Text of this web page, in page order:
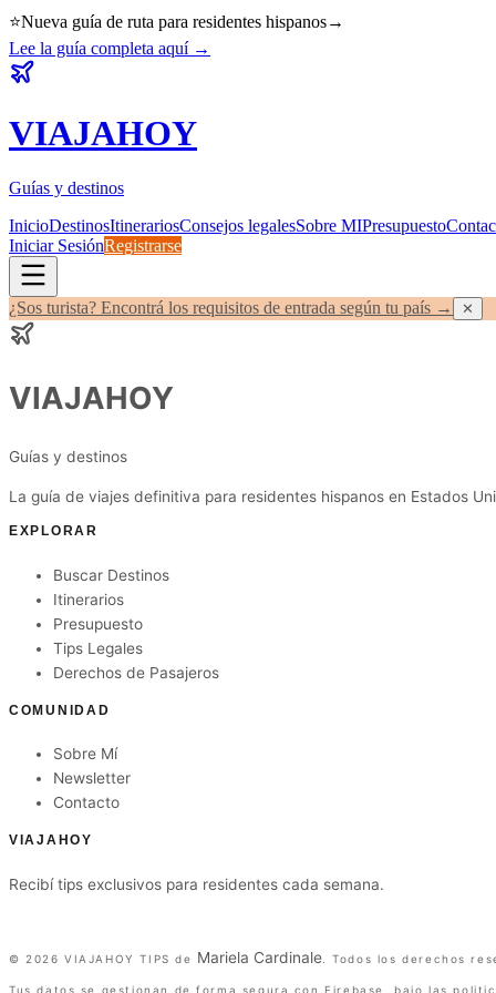
⭐Nueva guía de ruta para residentes hispanos→
Lee la guía completa aquí →
VIAJAHOY
Guías y destinos
InicioDestinosItinerariosConsejos legalesSobre MIPresupuesto
Iniciar SesiónRegistrarse
¿Sos turista? Encontrá los requisitos de entrada según tu país → ✕
VIAJAHOY
Guías y destinos
La guía de viajes definitiva para residentes hispanos en Estados
EXPLORAR
Buscar Destinos
Itinerarios
Presupuesto
Tips Legales
Derechos de Pasajeros
COMUNIDAD
Sobre Mí
Newsletter
Contacto
VIAJAHOY
Recibí tips exclusivos para residentes cada semana.
© 2026 VIAJAHOY TIPS de Mariela Cardinale . Todos los derechos
Tus datos se gestionan de forma segura con Firebase, bajo las